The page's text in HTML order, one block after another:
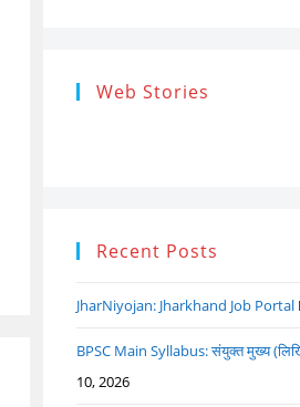
Web Stories
Research
Ethics (शोध
Recent Posts
JharNiyojan: Jharkhand Job Portal
BPSC Main Syllabus: संयुक्त मुख्य
10, 2026